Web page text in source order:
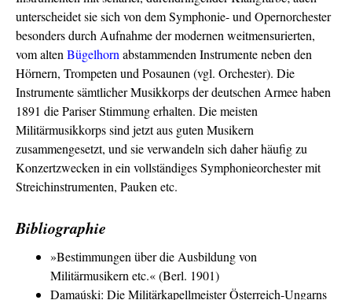
unterscheidet sie sich von dem Symphonie- und Opernorchester
besonders durch Aufnahme der modernen weitmensurierten,
vom altenBügelhornabstammenden Instrumente neben den
Hörnern, Trompeten und Posaunen (vgl. Orchester). Die
Instrumente sämtlicher Musikkorps der deutschen Armee haben
1891 die Pariser Stimmung erhalten. Die meisten
Militärmusikkorps sind jetzt aus guten Musikern
zusammengesetzt, und sie verwandeln sich daher häufig zu
Konzertzwecken in ein vollständiges Symphonieorchester mit
Streichinstrumenten, Pauken etc.
Bibliographie
»Bestimmungen über die Ausbildung von
Militärmusikern etc.« (Berl. 1901)
Damaúski: Die Militärkapellmeister Österreich-Ungarns